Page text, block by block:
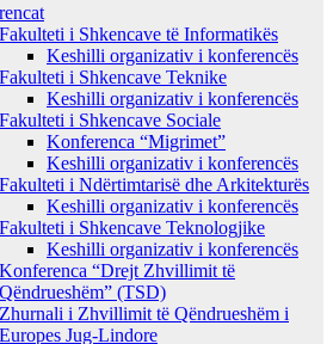
Fakulteti i Shkencave të Informatikës
Keshilli organizativ i konferencës
Fakulteti i Shkencave Teknike
Keshilli organizativ i konferencës
Fakulteti i Shkencave Sociale
Konferenca “Migrimet”
Keshilli organizativ i konferencës
Fakulteti i Ndërtimtarisë dhe Arkitekturës
Keshilli organizativ i konferencës
Fakulteti i Shkencave Teknologjike
Keshilli organizativ i konferencës
Konferenca “Drejt Zhvillimit të
Qëndrueshëm” (TSD)
Zhurnali i Zhvillimit të Qëndrueshëm i
Europes Jug-Lindore